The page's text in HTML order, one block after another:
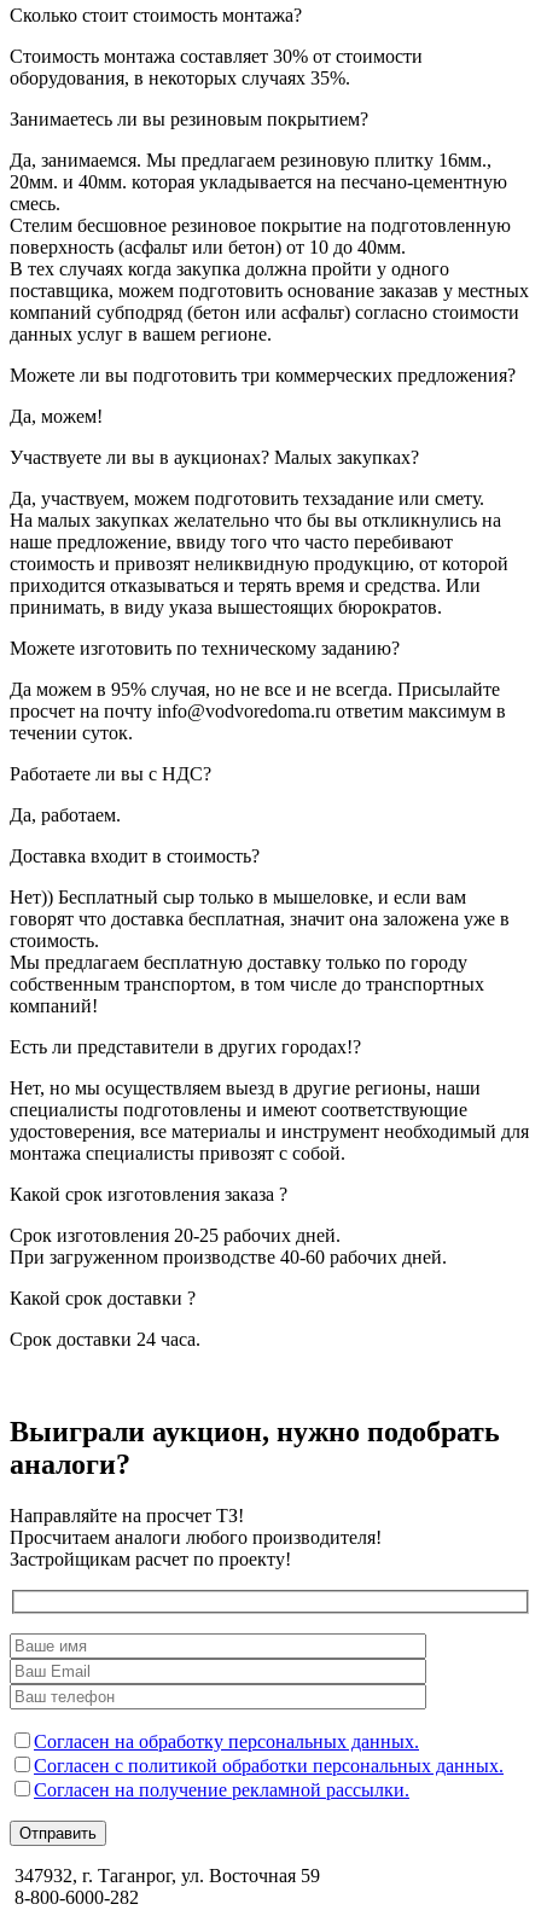
Сколько стоит стоимость монтажа?
Стоимость монтажа составляет 30% от стоимости
оборудования, в некоторых случаях 35%.
Занимаетесь ли вы резиновым покрытием?
Да, занимаемся. Мы предлагаем резиновую плитку 16мм.,
20мм. и 40мм. которая укладывается на песчано-цементную
смесь.
Стелим бесшовное резиновое покрытие на подготовленную
поверхность (асфальт или бетон) от 10 до 40мм.
В тех случаях когда закупка должна пройти у одного
поставщика, можем подготовить основание заказав у местных
компаний субподряд (бетон или асфальт) согласно стоимости
данных услуг в вашем регионе.
Можете ли вы подготовить три коммерческих предложения?
Да, можем!
Участвуете ли вы в аукционах? Малых закупках?
Да, участвуем, можем подготовить техзадание или смету.
На малых закупках желательно что бы вы откликнулись на
наше предложение, ввиду того что часто перебивают
стоимость и привозят неликвидную продукцию, от которой
приходится отказываться и терять время и средства. Или
принимать, в виду указа вышестоящих бюрократов.
Можете изготовить по техническому заданию?
Да можем в 95% случая, но не все и не всегда. Присылайте
просчет на почту info@vodvoredoma.ru ответим максимум в
течении суток.
Работаете ли вы с НДС?
Да, работаем.
Доставка входит в стоимость?
Нет)) Бесплатный сыр только в мышеловке, и если вам
говорят что доставка бесплатная, значит она заложена уже в
стоимость.
Мы предлагаем бесплатную доставку только по городу
собственным транспортом, в том числе до транспортных
компаний!
Есть ли представители в других городах!?
Нет, но мы осуществляем выезд в другие регионы, наши
специалисты подготовлены и имеют соответствующие
удостоверения, все материалы и инструмент необходимый для
монтажа специалисты привозят с собой.
Какой срок изготовления заказа ?
Срок изготовления 20-25 рабочих дней.
При загруженном производстве 40-60 рабочих дней.
Какой срок доставки ?
Срок доставки 24 часа.
Выиграли аукцион, нужно подобрать
аналоги?
Направляйте на просчет ТЗ!
Просчитаем аналоги любого производителя!
Застройщикам расчет по проекту!
Согласен на обработку персональных данных.
Согласен с политикой обработки персональных данных.
Согласен на получение рекламной рассылки.
Отправить
347932, г. Таганрог, ул. Восточная 59
8-800-6000-282